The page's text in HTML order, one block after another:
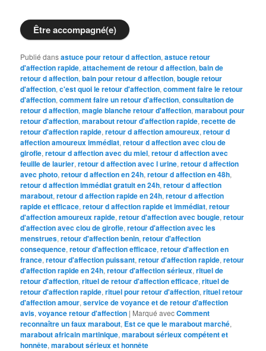
Être accompagné(e)
Publié dansastuce pour retour d affection,astuce retour
d'affection rapide,attachement de retour d affection,bain de
retour d affection,bain pour retour d affection,bougie retour
d'affection,c'est quoi le retour d'affection,comment faire le retour
d'affection,comment faire un retour d'affection,consultation de
retour d affection,magie blanche retour d'affection,marabout pour
retour d'affection,marabout retour d'affection rapide,recette de
retour d'affection rapide,retour d affection amoureux,retour d
affection amoureux immédiat,retour d affection avec clou de
girofle,retour d affection avec du miel,retour d affection avec
feuille de laurier,retour d affection avec l urine,retour d affection
avec photo,retour d affection en 24h,retour d affection en 48h,
retour d affection immédiat gratuit en 24h,retour d affection
marabout,retour d affection rapide en 24h,retour d affection
rapide et efficace,retour d affection rapide et immédiat,retour
d'affection amoureux rapide,retour d'affection avec bougie,retour
d'affection avec clou de girofle,retour d'affection avec les
menstrues,retour d'affection benin,retour d'affection
consequence,retour d'affection efficace,retour d'affection en
france,retour d'affection puissant,retour d'affection rapide,retour
d'affection rapide en 24h,retour d'affection sérieux,rituel de
retour d'affection,rituel de retour d'affection efficace,rituel de
retour d'affection rapide,rituel pour retour d'affection,rituel retour
d'affection amour,service de voyance et de retour d'affection
avis,voyance retour d'affection | Marqué avecComment
reconnaître un faux marabout, Est ce que le marabout marché,
marabout africain martinique,marabout sérieux compétent et
honnête,marabout sérieux et honnête